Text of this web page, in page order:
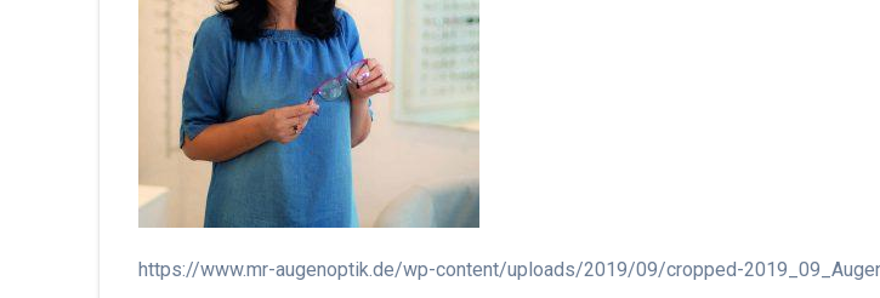
https://www.mr-augenoptik.de/wp-content/uploads/2019/09/cropped-